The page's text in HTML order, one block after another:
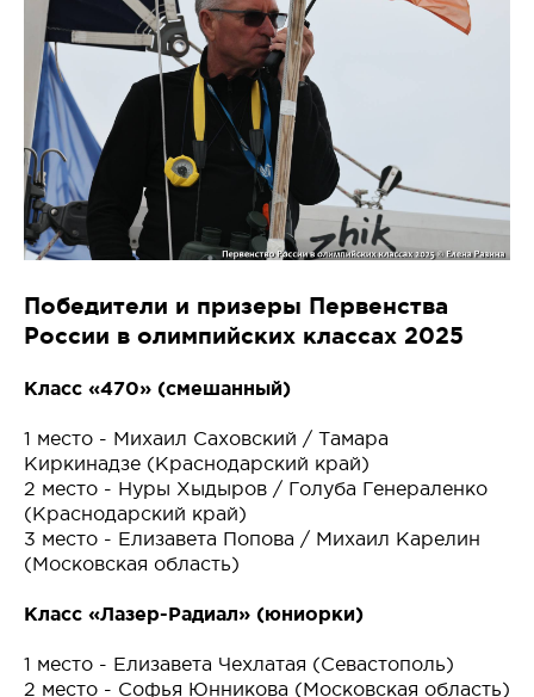
Победители и призеры Первенства
России в олимпийских классах 2025
Класс «470» (смешанный)
1 место - Михаил Саховский / Тамара
Киркинадзе (Краснодарский край)
2 место - Нуры Хыдыров / Голуба Генераленко
(Краснодарский край)
3 место - Елизавета Попова / Михаил Карелин
(Московская область)
Класс «Лазер-Радиал» (юниорки)
1 место - Елизавета Чехлатая (Севастополь)
2 место - Софья Юнникова (Московская область)